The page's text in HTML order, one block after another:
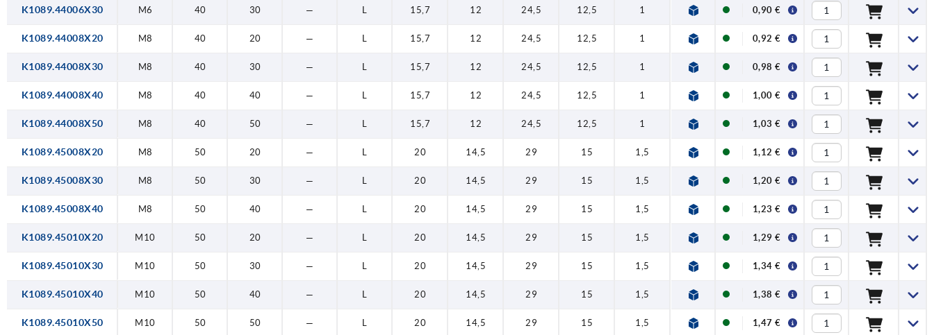
K1089.44006X30 M6 40 30 — L 15,7 12 24,5 12,5 1 0,90 €
K1089.44008X20 M8 40 20 — L 15,7 12 24,5 12,5 1 0,92 €
K1089.44008X30 M8 40 30 — L 15,7 12 24,5 12,5 1 0,98 €
K1089.44008X40 M8 40 40 — L 15,7 12 24,5 12,5 1 1,00 €
K1089.44008X50 M8 40 50 — L 15,7 12 24,5 12,5 1 1,03 €
K1089.45008X20 M8 50 20 — L 20 14,5 29 15 1,5 1,12 €
K1089.45008X30 M8 50 30 — L 20 14,5 29 15 1,5 1,20 €
K1089.45008X40 M8 50 40 — L 20 14,5 29 15 1,5 1,23 €
K1089.45010X20 M10 50 20 — L 20 14,5 29 15 1,5 1,29 €
K1089.45010X30 M10 50 30 — L 20 14,5 29 15 1,5 1,34 €
K1089.45010X40 M10 50 40 — L 20 14,5 29 15 1,5 1,38 €
K1089.45010X50 M10 50 50 — L 20 14,5 29 15 1,5 1,47 €